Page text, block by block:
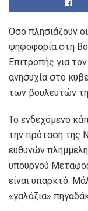
Όσο πλησιάζουν
ψηφοφορία στη
Επιτροπής για
ανησυχία στο
των βουλευτών
Το ενδεχόμενο
την πρόταση της
ευθυνών
υπουργού
είναι υπαρκτό.
«γαλάζια»